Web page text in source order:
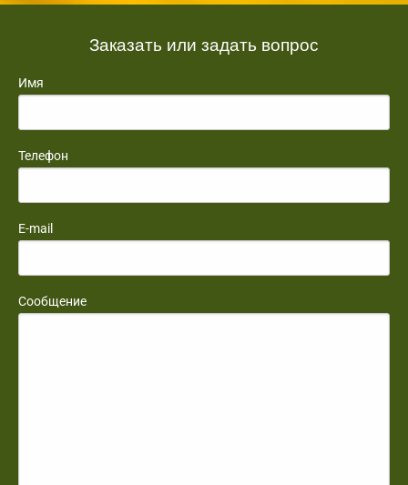
Заказать или задать вопрос
Имя
Телефон
E-mail
Сообщение